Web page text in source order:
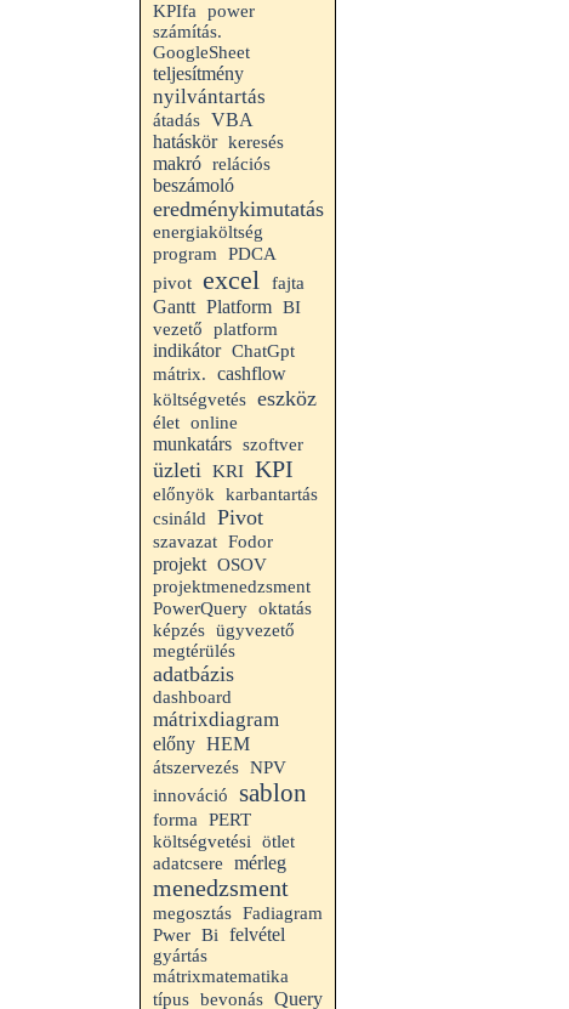
KPIfa
power
számítás.
GoogleSheet
teljesítmény
nyilvántartás
átadás VBA
hatáskör keresés
makró relációs
beszámoló
eredménykimutatás
energiaköltség
program
PDCA
pivot excel fajta
Gantt Platform BI
vezető
platform
indikátor ChatGpt
mátrix.
cashflow
költségvetés eszköz
élet online
munkatárs szoftver
üzleti KRI KPI
előnyök
karbantartás
csináld
Pivot
szavazat Fodor
projekt OSOV
projektmenedzsment
PowerQuery oktatás
képzés ügyvezető
megtérülés
adatbázis
dashboard
mátrixdiagram
előny HEM
átszervezés NPV
innováció
sablon
forma
PERT
költségvetési
ötlet
adatcsere
mérleg
menedzsment
megosztás Fadiagram
Pwer Bi felvétel
gyártás
mátrixmatematika
típus bevonás Query